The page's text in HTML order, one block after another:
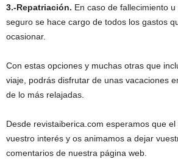
3.-Repatriación. En caso de fallecimiento
seguro se hace cargo de todos los gastos
ocasionar.
Con estas opciones y muchas otras que
viaje, podrás disfrutar de unas vacaciones
de lo más relajadas.
Desde revistaiberica.com esperamos que
vuestro interés y os animamos a dejar
comentarios de nuestra página web.